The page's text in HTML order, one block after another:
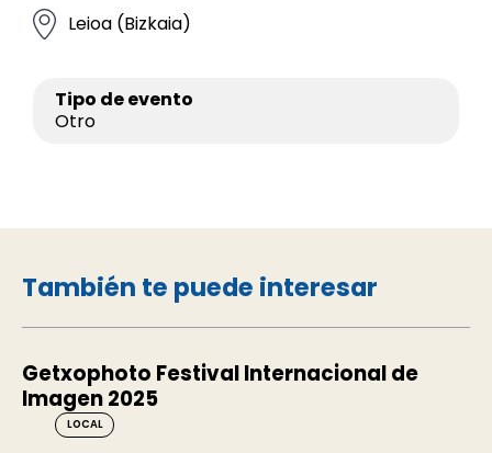
Leioa (Bizkaia)
Tipo de evento
Otro
También te puede interesar
Getxophoto Festival Internacional de
Imagen 2025
LOCAL